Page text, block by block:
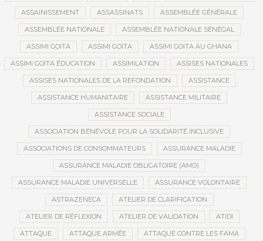
ASSAINISSEMENT ASSASSINATS ASSEMBLÉE GÉNÉRALE
ASSEMBLÉE NATIONALE ASSEMBLÉE NATIONALE SÉNÉGAL
ASSIMI GOITA ASSIMI GOÏTA ASSIMI GOITA AU GHANA
ASSIMI GOÏTA ÉDUCATION ASSIMILATION ASSISES NATIONALES
ASSISES NATIONALES DE LA REFONDATION ASSISTANCE
ASSISTANCE HUMANITAIRE ASSISTANCE MILITAIRE
ASSISTANCE SOCIALE
ASSOCIATION BÉNÉVOLE POUR LA SOLIDARITÉ INCLUSIVE
ASSOCIATIONS DE CONSOMMATEURS ASSURANCE MALADIE
ASSURANCE MALADIE OBLIGATOIRE (AMO)
ASSURANCE MALADIE UNIVERSELLE ASSURANCE VOLONTAIRE
ASTRAZENECA ATELIER DE CLARIFICATION
ATELIER DE RÉFLEXION ATELIER DE VALIDATION ATIDI
ATTAQUE ATTAQUE ARMÉE ATTAQUE CONTRE LES FAMA